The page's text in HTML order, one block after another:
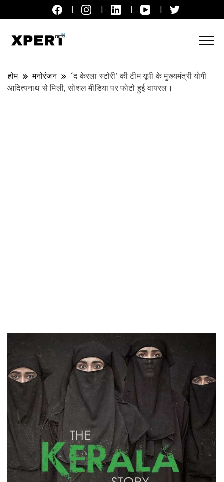
होम मनोरंजन
‘द केरला स्टोरी’ की टीम यूपी के मुख्यमंत्री योगी
आदित्यनाथ से मिली, सोशल मीडिया पर फोटो हुई वायरल।